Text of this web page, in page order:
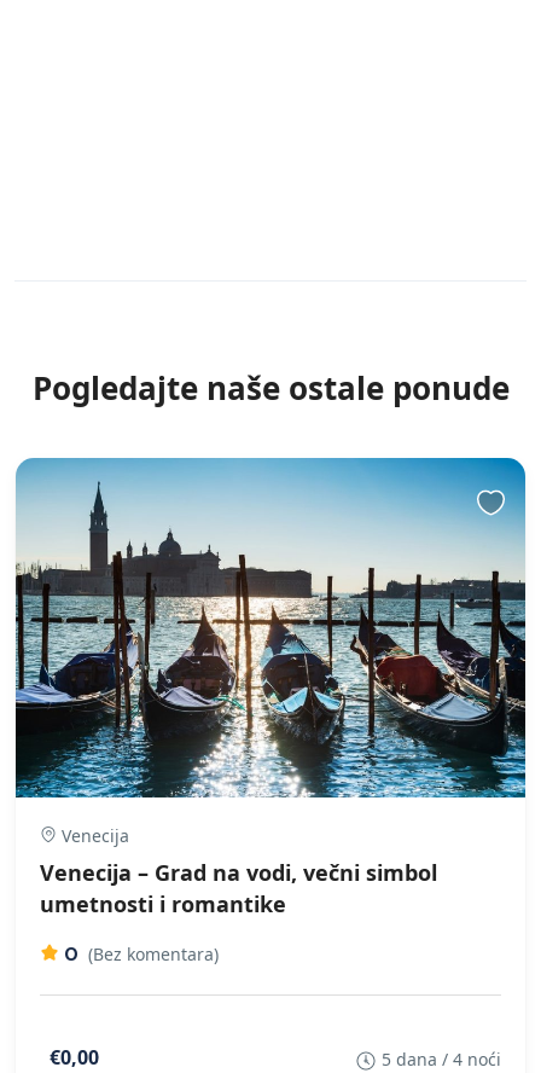
Pogledajte naše ostale ponude
Venecija
Venecija – Grad na vodi, večni simbol
umetnosti i romantike
0 (Bez komentara)
€0,00 5 dana / 4 noći